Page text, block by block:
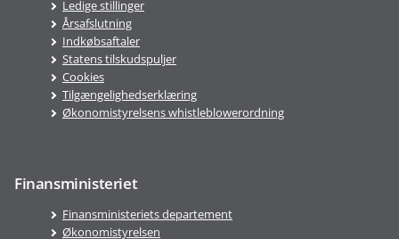
Ledige stillinger
Årsafslutning
Indkøbsaftaler
Statens tilskudspuljer
Cookies
Tilgængelighedserklæring
Økonomistyrelsens whistleblowerordning
Finansministeriet
Finansministeriets departement
Økonomistyrelsen